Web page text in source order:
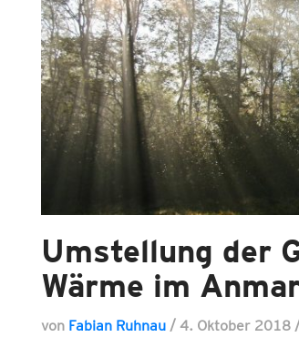
Umstellung der
Wärme im
von Fabian Ruhnau / 4. Oktober 2018